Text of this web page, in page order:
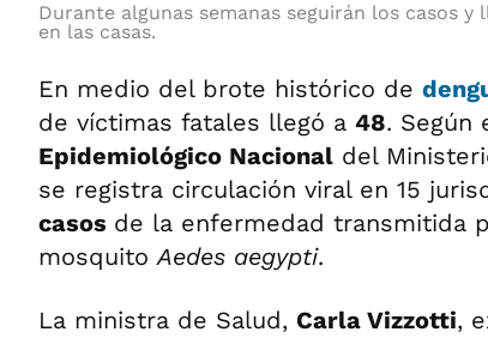
Durante algunas semanas seguirán los casos
en las casas.
En medio del brote histórico de
de víctimas fatales llegó a 48. Según
Epidemiológico Nacional del
se registra circulación viral en 15
casos de la enfermedad transmitida
mosquitoAedes aegypti.
La ministra de Salud, Carla Vizzotti,